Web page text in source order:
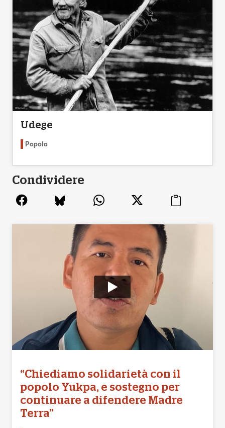
Udege
Popolo
Condividere
“Chiediamo solidarietà con il
popolo Yukpa, e sostegno per
continuare a difendere Madre
Terra”